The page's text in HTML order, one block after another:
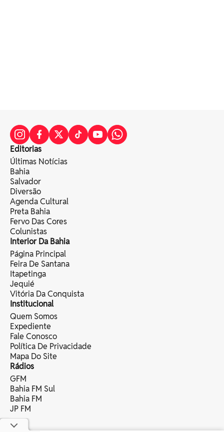
Editorias
Últimas Notícias
Bahia
Salvador
Diversão
Agenda Cultural
Preta Bahia
Fervo Das Cores
Colunistas
Interior Da Bahia
Página Principal
Feira De Santana
Itapetinga
Jequié
Vitória Da Conquista
Institucional
Quem Somos
Expediente
Fale Conosco
Política De Privacidade
Mapa Do Site
Rádios
GFM
Bahia FM Sul
Bahia FM
JP FM